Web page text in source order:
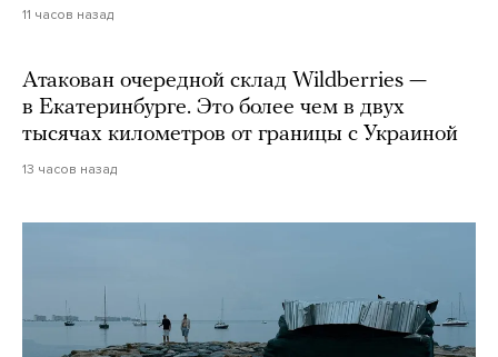
11 часов назад
Атакован очередной склад Wildberries —
в Екатеринбурге. Это более чем в двух
тысячах километров от границы с Украиной
13 часов назад